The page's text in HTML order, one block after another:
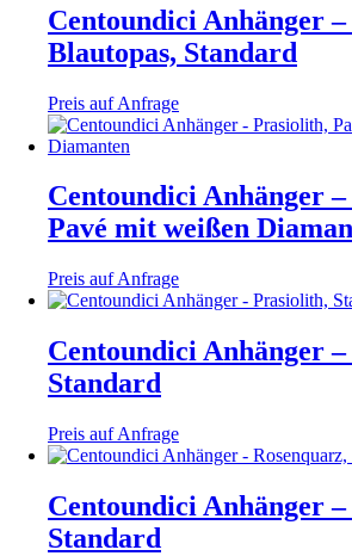
Centoundici Anhänger
Blautopas, Standard
Preis auf Anfrage
Centoundici Anhänger
Pavé mit weißen
Preis auf Anfrage
Centoundici Anhänger
Standard
Preis auf Anfrage
Centoundici Anhänger –
Standard